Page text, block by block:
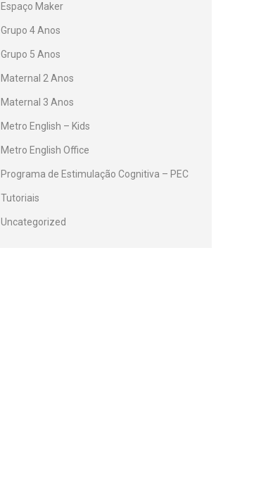
Espaço Maker
Grupo 4 Anos
Grupo 5 Anos
Maternal 2 Anos
Maternal 3 Anos
Metro English – Kids
Metro English Office
Programa de Estimulação Cognitiva – PEC
Tutoriais
Uncategorized